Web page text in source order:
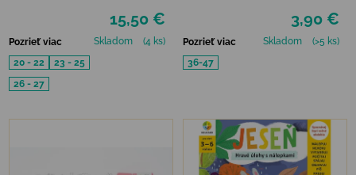
15,50 €
Pozrieť viac Skladom
(4 ks)
20 - 22
23 - 25
26 - 27
3,90 €
Pozrieť viac Skladom
(>5 ks)
36-47